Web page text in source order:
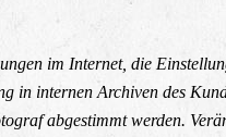
im Internet, die
in internen Archiven des
abgestimmt werden.